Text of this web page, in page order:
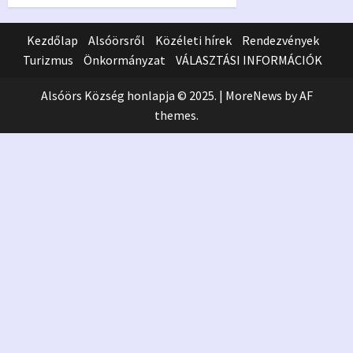
Kezdőlap Alsóörsről Közéleti hírek
Rendezvények
Turizmus
Önkormányzat VÁLASZTÁSI INFORMÁCIÓK
Alsóörs Község honlapja © 2025. | MoreNews by AF
themes.